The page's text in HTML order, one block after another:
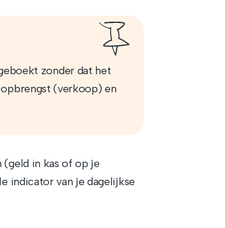
zonder dat het
(verkoop) en
(geld in kas of op je
indicator van je dagelijkse